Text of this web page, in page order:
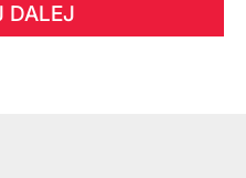
DALEJ